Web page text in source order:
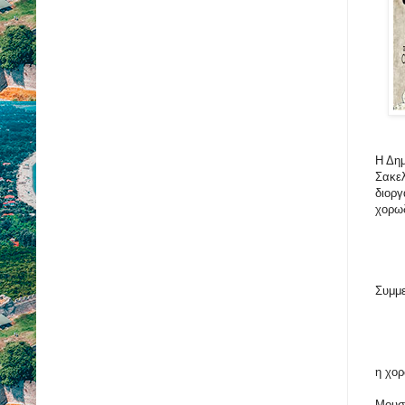
Η
η